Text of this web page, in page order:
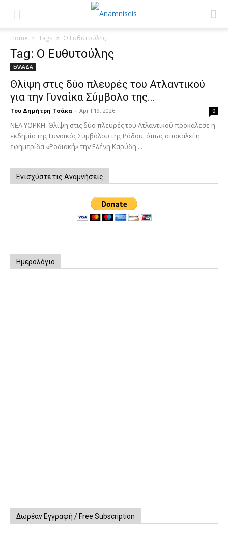
Home Tags Ο Ευθυτούλης
Tag: Ο Ευθυτούλης
ΕΛΛΑΔΑ
Θλίψη στις δύο πλευρές του Ατλαντικού
για την Γυναίκα Σύμβολο της...
Του Δημήτρη Τσάκα - April 19, 2026 0
ΝΕΑ ΥΟΡΚΗ. Θλίψη στις δύο πλευρές του Ατλαντικού προκάλεσε η
εκδημία της Γυναικός Συμβόλου της Ρόδου, όπως αποκαλεί η
εφημερίδα «Ροδιακή» την Ελένη Καρύδη,...
Ενισχύστε τις Αναμνήσεις
Ημερολόγιο
Δωρέαν Εγγραφή / Free Subscription